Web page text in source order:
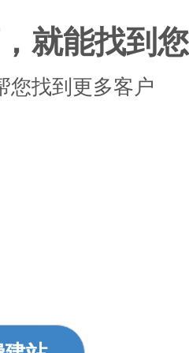
就能找到
您找到更多客户